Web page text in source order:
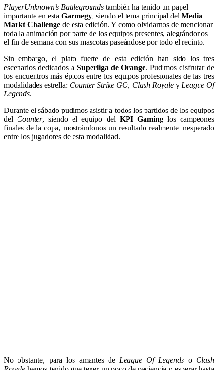
PlayerUnknown’s Battlegrounds también ha tenido un papel
importante en esta Garmegy, siendo el tema principal del Media
Markt Challenge de esta edición. Y como olvidarnos de mencionar
toda la animación por parte de los equipos presentes, alegrándonos
el fin de semana con sus mascotas paseándose por todo el recinto.
Sin embargo, el plato fuerte de esta edición han sido los tres
escenarios dedicados a Superliga de Orange. Pudimos disfrutar de
los encuentros más épicos entre los equipos profesionales de las tres
modalidades estrella: Counter Strike GO, Clash Royale yLeague Of
Legends.
Durante el sábado pudimos asistir a todos los partidos de los equipos
del Counter, siendo el equipo del KPI Gaminglos campeones
finales de la copa, mostrándonos un resultado realmente inesperado
entre los jugadores de esta modalidad.
No obstante, para los amantes de League Of Legends o Clash